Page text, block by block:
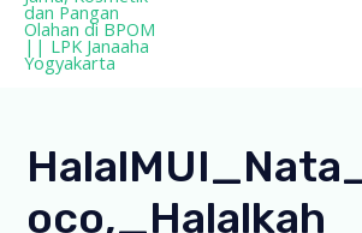
Oco,_Halalkah